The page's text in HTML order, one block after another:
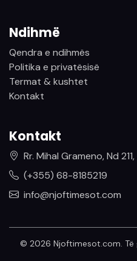
Ndihmë
Qendra e ndihmës
Politika e privatësisë
Termat & kushtet
Kontakt
Kontakt
Rr. Mihal Grameno, Nd 211,
(+355) 68-8185219
info@njoftimesot.com
© 2026 Njoftimesot.com. Të